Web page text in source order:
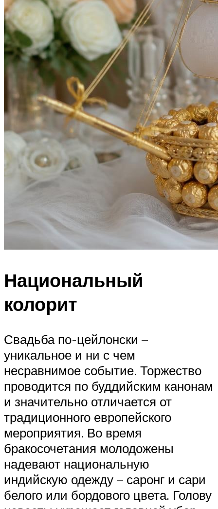
Национальный
колорит
Свадьба по-цейлонски –
уникальное и ни с чем
несравнимое событие. Торжество
проводится по буддийским канонам
и значительно отличается от
традиционного европейского
мероприятия. Во время
бракосочетания молодожены
надевают национальную
индийскую одежду – саронг и сари
белого или бордового цвета. Голову